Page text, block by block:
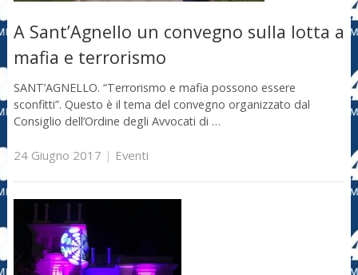
A Sant’Agnello un convegno sulla lotta a
mafia e terrorismo
SANT’AGNELLO. “Terrorismo e mafia possono essere
sconfitti”. Questo è il tema del convegno organizzato dal
Consiglio dell’Ordine degli Avvocati di …
24 Giugno 2017 | Eventi